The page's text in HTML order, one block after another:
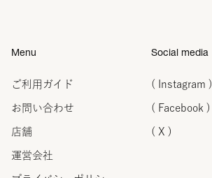
Menu
ご利用ガイド
お問い合わせ
店舗
運営会社
Social media
( Instagram )
( Facebook )
( X )